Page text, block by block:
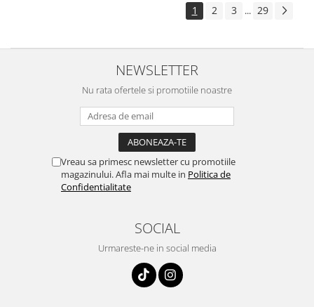
1 2 3 ... 29
NEWSLETTER
Nu rata ofertele si promotiile noastre
Vreau sa primesc newsletter cu promotiile
magazinului. Afla mai multe in Politica de
Confidentialitate
SOCIAL
Urmareste-ne in social media